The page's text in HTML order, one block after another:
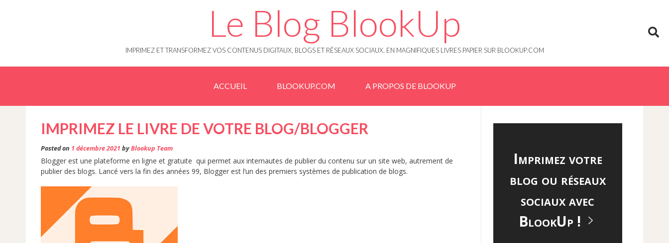
Le Blog BlookUp
IMPRIMEZ ET TRANSFORMEZ VOS CONTENUS DIGITAUX, BLOGS ET RÉSEAUX SOCIAUX, EN MAGNIFIQUES LIVRES PAPIER SUR BLOOKUP.COM
ACCUEIL BLOOKUP.COM A PROPOS DE BLOOKUP
IMPRIMEZ LE LIVRE DE VOTRE BLOG/BLOGGER
Posted on 1 décembre 2021 byBlookup Team
Blogger est une plateforme en ligne et gratuite qui permet aux internautes de publier du contenu sur un site web, autrement de
publier des blogs. Lancé vers la fin des années 99, Blogger est l’un des premiers systèmes de publication de blogs.
Imprimez votre
blog ou réseaux
sociaux avec
BlookUp !